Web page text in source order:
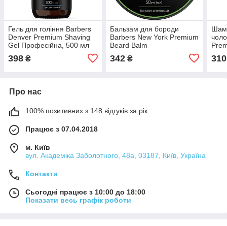
Гель для гоління Barbers
Denver Premium Shaving
Gel Професійна, 500 мл
398 ₴
Бальзам для бороди
Barbers New York Premium
Beard Balm
342₴
типи
310
Про нас
100% позитивних з 148 відгуків за рік
Працює з 07.04.2018
м. Київ
вул. Академіка Заболотного, 48а, 03187, Київ, Україна
Контакти
Сьогодні працює з 10:00 до 18:00
Показати весь графік роботи